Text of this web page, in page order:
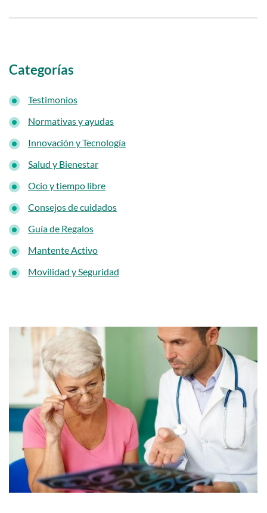
r
i
n
c
i
p
a
l
Categorías
Testimonios
Normativas y ayudas
Innovación y Tecnología
Salud y Bienestar
Ocio y tiempo libre
Consejos de cuidados
Guía de Regalos
Mantente Activo
Movilidad y Seguridad